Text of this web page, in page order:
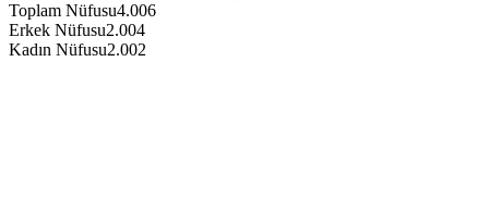
Toplam Nüfusu4.006
Erkek Nüfusu2.004
Kadın Nüfusu2.002